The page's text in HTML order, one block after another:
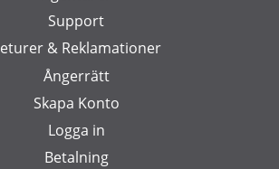
Support
& Reklamationer
Ångerrätt
Skapa Konto
Logga in
Betalning